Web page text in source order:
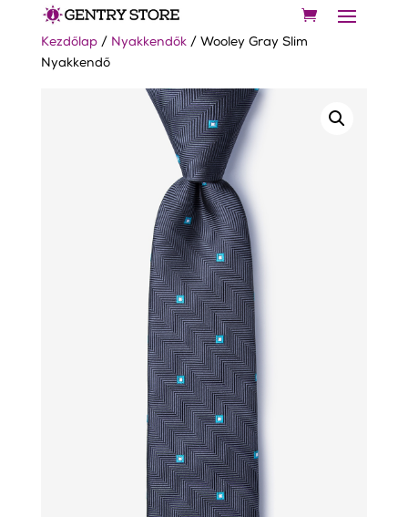
Kezdőlap/ Nyakkendők/ Wooley Gray Slim
Nyakkendő